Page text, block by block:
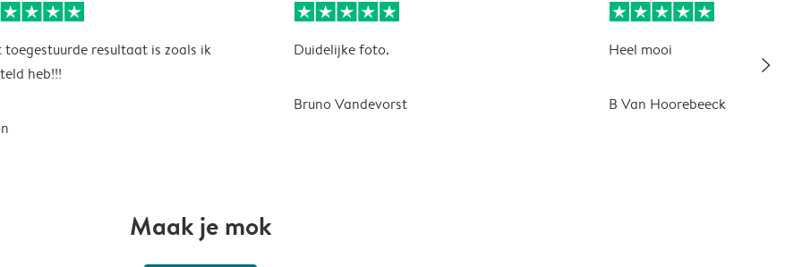
toegestuurde resultaat is zoals ik
heb!!!
Duidelijke foto.
Bruno Vandevorst
Heel mooi
B Van Hoorebeeck
slim_arrow_right
Maak je mok